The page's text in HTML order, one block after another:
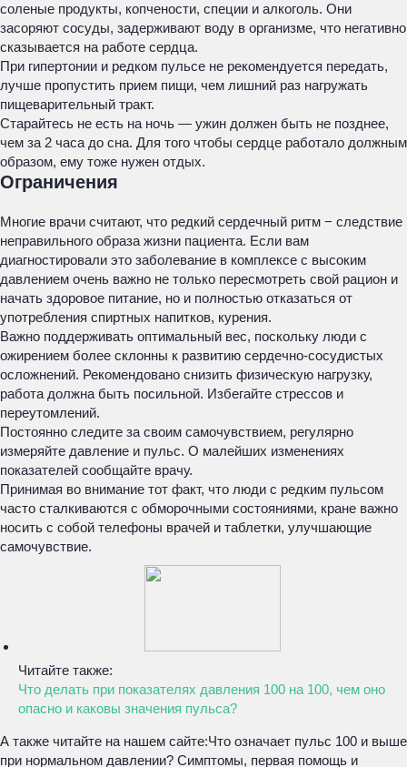
соленые продукты, копчености, специи и алкоголь. Они
засоряют сосуды, задерживают воду в организме, что негативно
сказывается на работе сердца.
При гипертонии и редком пульсе не рекомендуется передать,
лучше пропустить прием пищи, чем лишний раз нагружать
пищеварительный тракт.
Старайтесь не есть на ночь — ужин должен быть не позднее,
чем за 2 часа до сна. Для того чтобы сердце работало должным
образом, ему тоже нужен отдых.
Ограничения
Многие врачи считают, что редкий сердечный ритм − следствие
неправильного образа жизни пациента. Если вам
диагностировали это заболевание в комплексе с высоким
давлением очень важно не только пересмотреть свой рацион и
начать здоровое питание, но и полностью отказаться от
употребления спиртных напитков, курения.
Важно поддерживать оптимальный вес, поскольку люди с
ожирением более склонны к развитию сердечно-сосудистых
осложнений. Рекомендовано снизить физическую нагрузку,
работа должна быть посильной. Избегайте стрессов и
переутомлений.
Постоянно следите за своим самочувствием, регулярно
измеряйте давление и пульс. О малейших изменениях
показателей сообщайте врачу.
Принимая во внимание тот факт, что люди с редким пульсом
часто сталкиваются с обморочными состояниями, кране важно
носить с собой телефоны врачей и таблетки, улучшающие
самочувствие.
Читайте также:
Что делать при показателях давления 100 на 100, чем оно
опасно и каковы значения пульса?
А также читайте на нашем сайте:Что означает пульс 100 и выше
при нормальном давлении? Симптомы, первая помощь и